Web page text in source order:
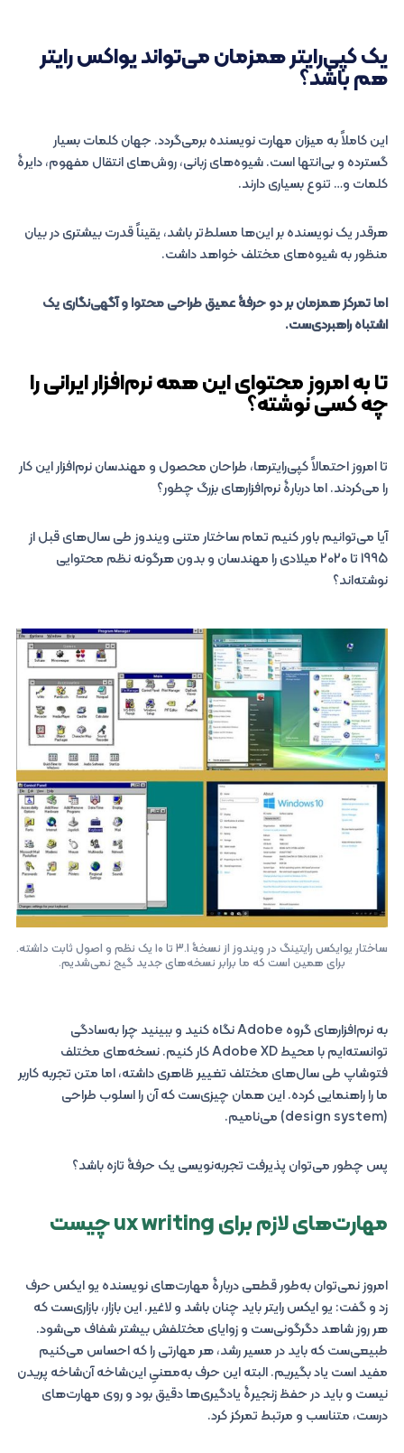
یک کپی‌رایتر همزمان می‌تواند یواکس رایتر
هم باشد؟
این کاملاً به میزان مهارت نویسنده برمی‌گردد. جهان کلمات بسیار
گسترده و بی‌انتها است. شیوه‌های زبانی، روش‌های انتقال مفهوم، دایرۀ
کلمات و… تنوع بسیاری دارند.
هرقدر یک نویسنده بر این‌ها مسلط‌تر باشد، یقیناً قدرت بیشتری در بیان
منظور به شیوه‌های مختلف خواهد داشت.
اما تمرکز همزمان بر دو حرفۀ عمیق طراحی محتوا و آگهی‌نگاری یک
اشتباه راهبردی‌ست.
تا به امروز محتوای این همه نرم‌افزار ایرانی را
چه کسی نوشته؟
تا امروز احتمالاً کپی‌رایترها، طراحان محصول و مهندسان نرم‌افزار این کار
را می‌کردند. اما دربارۀ نرم‌افزارهای بزرگ چطور؟
آیا می‌توانیم باور کنیم تمام ساختار متنی ویندوز طی سال‌های قبل از
1995 تا 2020 میلادی را مهندسان و بدون هرگونه نظم محتوایی
نوشته‌اند؟
ساختار یوایکس رایتینگ در ویندوز از نسخۀ 3.1 تا ۱۰ یک نظم و اصول ثابت داشته.
برای همین است که ما برابر نسخه‌های جدید گیج نمی‌شدیم.
به نرم‌افزارهای گروه Adobe نگاه کنید و ببینید چرا به‌سادگی
توانسته‌ایم با محیط Adobe XD کار کنیم. نسخه‌های مختلف
فتوشاپ طی سال‌های مختلف تغییر ظاهری داشته، اما متن تجربه کاربر
ما را راهنمایی کرده. این همان چیزی‌ست که آن را اسلوب طراحی
(design system) می‌نامیم.
پس چطور می‌توان پذیرفت تجربه‌نویسی یک حرفۀ تازه باشد؟
مهارت‌های لازم برای ux writing چیست
امروز نمی‌توان به‌طور قطعی دربارۀ مهارت‌های نویسنده یو ایکس حرف
زد و گفت: یو ایکس رایتر باید چنان باشد و لاغیر. این بازار، بازاری‌ست که
هر روز شاهد دگرگونی‌ست و زوایای مختلفش بیشتر شفاف می‌شود.
طبیعی‌ست که باید در مسیر رشد، هر مهارتی را که احساس می‌کنیم
مفید است یاد بگیریم. البته این حرف به‌معنیِ این‌شاخه آن‌شاخه پریدن
نیست و باید در حفظ زنجیرۀ یادگیری‌ها دقیق بود و روی مهارت‌های
درست، متناسب و مرتبط تمرکز کرد.